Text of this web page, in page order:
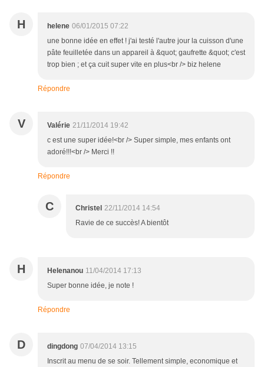
H helene 06/01/2015 07:22
une bonne idée en effet ! j'ai testé l'autre jour la cuisson d'une
pâte feuilletée dans un appareil à &quot; gaufrette &quot; c'est
trop bien ; et ça cuit super vite en plus<br /> biz helene
Répondre
V Valérie 21/11/2014 19:42
c est une super idée!<br /> Super simple, mes enfants ont
adoré!!!<br /> Merci !!
Répondre
C Christel 22/11/2014 14:54
Ravie de ce succès! A bientôt
H Helenanou 11/04/2014 17:13
Super bonne idée, je note !
Répondre
D dingdong 07/04/2014 13:15
Inscrit au menu de se soir. Tellement simple, economique et